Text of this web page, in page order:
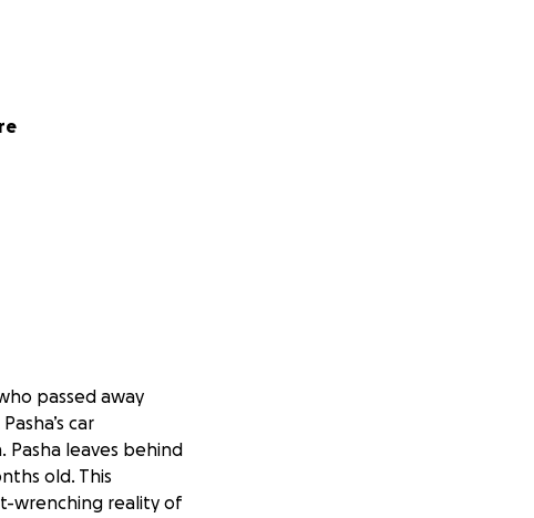
passed away
car
Pasha leaves behind
old. This
wrenching reality of